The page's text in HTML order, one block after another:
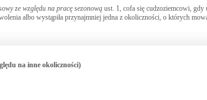
ze względu na pracę sezonową ust. 1, cofa się cudzoziemcowi, gdy
albo wystąpiła przynajmniej jedna z okoliczności, o których
na inne okoliczności)